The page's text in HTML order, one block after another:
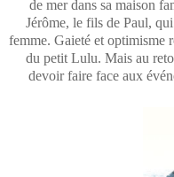
de mer dans sa maison
Jérôme, le fils de Paul,
femme. Gaieté et optimisme
du petit Lulu. Mais au
devoir faire face aux